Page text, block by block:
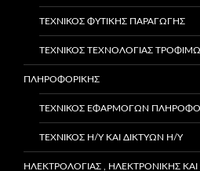
ΤΕΧΝΙΚΌΣ ΦΥΤΙΚΉΣ ΠΑΡΑΓΩΓΉΣ
ΤΕΧΝΙΚΟΣ ΤΕΧΝΟΛΟΓΙΑΣ
ΠΛΗΡΟΦΟΡΙΚΗΣ
ΤΕΧΝΙΚΌΣ ΕΦΑΡΜΟΓΏΝ
ΤΕΧΝΙΚΌΣ Η/Υ ΚΑΙ ΔΙΚΤΎΩΝ Η/Υ
ΗΛΕΚΤΡΟΛΟΓΙΑΣ , ΗΛΕΚΤΡΟΝΙΚΗΣ